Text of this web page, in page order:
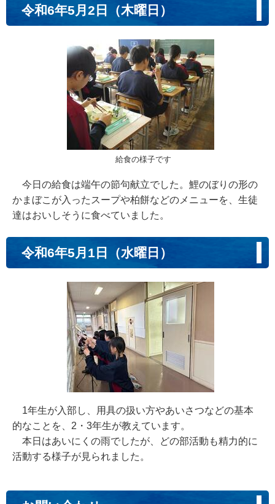
令和6年5月2日（木曜日）
給食の様子です
今日の給食は端午の節句献立でした。鯉のぼりの形の
かまぼこが入ったスープや柏餅などのメニューを、生徒
達はおいしそうに食べていました。
令和6年5月1日（水曜日）
1年生が入部し、用具の扱い方やあいさつなどの基本
的なことを、2・3年生が教えています。
本日はあいにくの雨でしたが、どの部活動も精力的に
活動する様子が見られました。